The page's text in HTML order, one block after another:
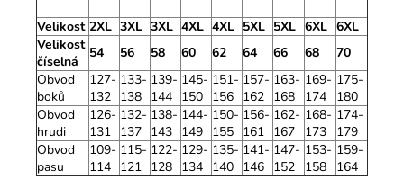
Velikost 2XL 3XL 3XL 4XL 4XL 5XL 5XL 6XL 6XL
Velikost
číselná
54 56 58 60 62 64 66 68
70
Obvod
boků
127-
132
133-
138
139-
144
145-
150
151-
156
157-
162
163-
168
169-
174
175-
180
Obvod
hrudi
126-
131
132-
137
138-
143
144-
149
150-
155
156-
161
162-
167
168-
173
174-
179
Obvod
pasu
109-
114
115-
121
122-
128
129-
134
135-
140
141-
146
147-
152
153-
158
159-
164